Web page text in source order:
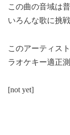
この曲の音域は普
いろんな歌に挑
このアーティス
ラオケキー適正
[not yet]